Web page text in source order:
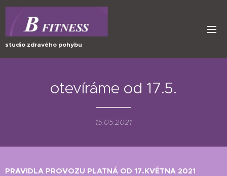
studio zdravého pohybu
otevíráme od 17.5.
15.05.2021
PRAVIDLA PROVOZU PLATNÁ OD 17.KVĚTNA 2021